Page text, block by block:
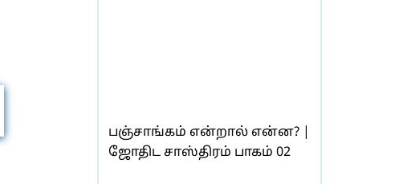
பஞ்சாங்கம் என்றால் என்ன? |
ஜோதிட சாஸ்திரம் பாகம் 02